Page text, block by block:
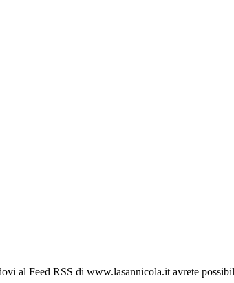
al Feed RSS di www.lasannicola.it avrete